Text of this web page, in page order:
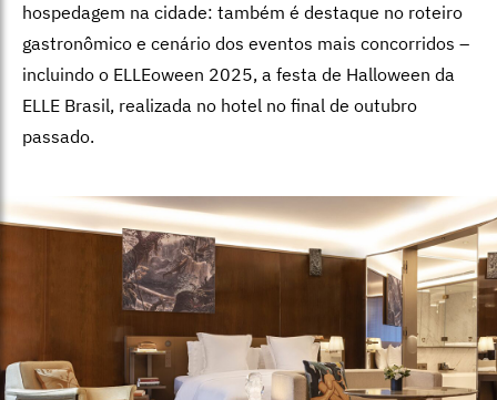
hospedagem na cidade: também é destaque no roteiro
gastronômico e cenário dos eventos mais concorridos –
incluindo o ELLEoween 2025, a festa de Halloween da
ELLE Brasil, realizada no hotel no final de outubro
passado.